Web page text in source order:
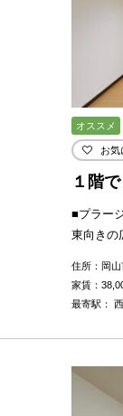
オススメ
お気
１階
■プラー
東向きの
住所：岡
家賃：
最寄駅：